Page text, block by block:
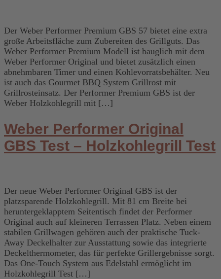
Der Weber Performer Premium GBS 57 bietet eine extra
große Arbeitsfläche zum Zubereiten des Grillguts. Das
Weber Performer Premium Modell ist bauglich mit dem
Weber Performer Original und bietet zusätzlich einen
abnehmbaren Timer und einen Kohlevorratsbehälter. Neu
ist auch das Gourmet BBQ System Grillrost mit
Grillrosteinsatz. Der Performer Premium GBS ist der
Weber Holzkohlegrill mit […]
Weber Performer Original
GBS Test – Holzkohlegrill Test
Der neue Weber Performer Original GBS ist der
platzsparende Holzkohlegrill. Mit 81 cm Breite bei
heruntergeklapptem Seitentisch findet der Performer
Original auch auf kleineren Terrassen Platz. Neben einem
stabilen Grillwagen gehören auch der praktische Tuck-
Away Deckelhalter zur Ausstattung sowie das integrierte
Deckelthermometer, das für perfekte Grillergebnisse sorgt.
Das One-Touch System aus Edelstahl ermöglicht im
Holzkohlegrill Test […]